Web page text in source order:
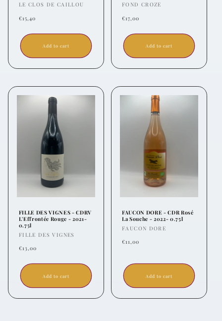
Vendor:
LE CLOS DE CAILLOU
Regular
€15,40
Add to cart
Vendor:
FOND CROZE
Regular
€17,00
Add to cart
FILLE DES VIGNES - CDRV
L'Effrontée Rouge - 2021-
0.75l
Vendor:
FILLE DES VIGNES
Regular
€13,00
Add to cart
FAUCON DORE - CDR Rosé
La Souche - 2022- 0.75l
Vendor:
FAUCON DORE
Regular
€11,00
Add to cart